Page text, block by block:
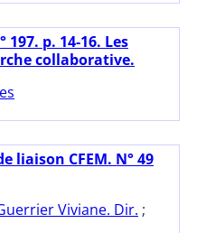
197. p. 14-16. Les
collaborative.
liaison CFEM. N° 49
Viviane. Dir. ;